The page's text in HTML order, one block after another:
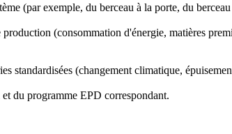
(par exemple, du berceau à la porte, du
(consommation d'énergie, matières
standardisées (changement climatique,
du programme EPD correspondant.